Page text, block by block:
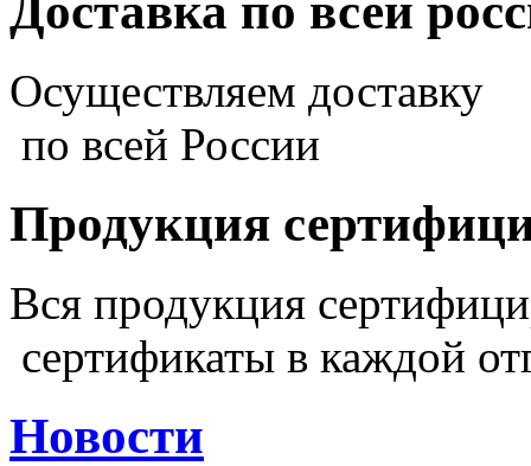
Доставка по всей
Осуществляем доставку
по всей России
Продукция
Вся продукция
сертификаты в каждой
Новости